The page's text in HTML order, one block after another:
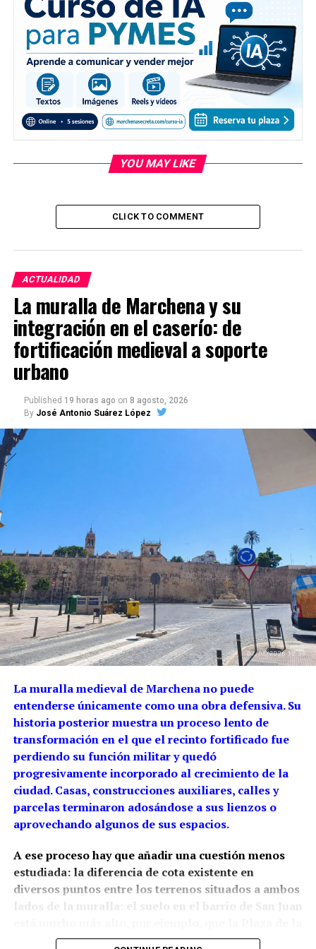
YOU MAY LIKE
CLICK TO COMMENT
ACTUALIDAD
La muralla de Marchena y su
integración en el caserío: de
fortificación medieval a soporte
urbano
Published 19 horas ago on 8 agosto, 2026
By José Antonio Suárez López
La muralla medieval de Marchena no puede
entenderse únicamente como una obra defensiva. Su
historia posterior muestra un proceso lento de
transformación en el que el recinto fortificado fue
perdiendo su función militar y quedó
progresivamente incorporado al crecimiento de la
ciudad. Casas, construcciones auxiliares, calles y
parcelas terminaron adosándose a sus lienzos o
aprovechando algunos de sus espacios.
A ese proceso hay que añadir una cuestión menos
estudiada: la diferencia de cota existente en
diversos puntos entre los terrenos situados a ambos
lados de la muralla: el suelo en el barrio de San Juan
Constitución.La arqueología ha demostrado que